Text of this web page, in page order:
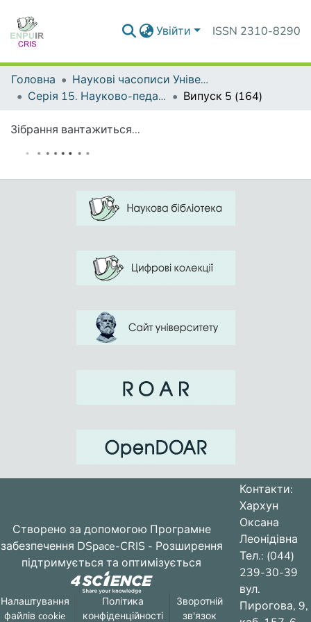
Увійти ISSN 2310-8290
Головна
Наукові часописи Університету
Серія 15. Науково-педагогічні проблеми фізичної культури (фізична культура і спорт)
Випуск 5 (164)
Зібрання вантажиться...
Створено за допомогою Програмне
забезпечення DSpace-CRIS - Розширення
підтримується та оптимізується
Налаштування
файлів cookie
Політика
конфіденційності
Зворотній
зв'язок
Контакти:
Хархун
Оксана
Леонідівна
Тел.: (044)
239-30-39
вул.
Пирогова, 9,